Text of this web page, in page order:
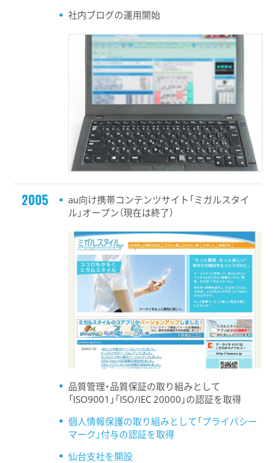
社内ブログの運用開始
2005
au向け携帯コンテンツサイト「ミガルスタイ
ル」オープン（現在は終了）
品質管理・品質保証の取り組みとして
「ISO9001」「ISO/IEC 20000」の認証を取得
個人情報保護の取り組みとして「プライバシー
マーク」付与の認証を取得
仙台支社を開設